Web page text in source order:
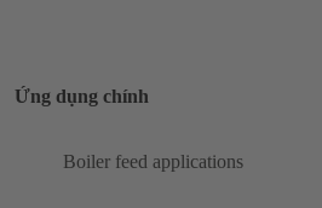
Ứng dụng chính
Boiler feed applications